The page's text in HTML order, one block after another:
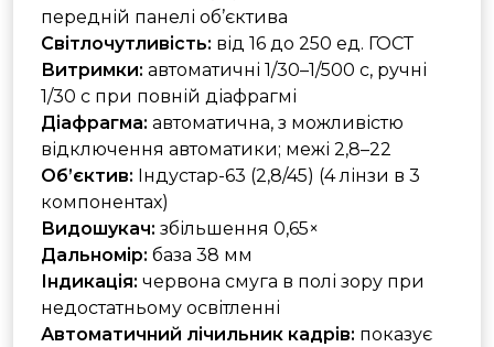
передній панелі об’єктива
Світлочутливість: від 16 до 250 ед. ГОСТ
Витримки: автоматичні 1/30–1/500 с, ручні
1/30 с при повній діафрагмі
Діафрагма: автоматична, з можливістю
відключення автоматики; межі 2,8–22
Об’єктив: Індустар-63 (2,8/45) (4 лінзи в 3
компонентах)
Видошукач: збільшення 0,65×
Дальномір: база 38 мм
Індикація: червона смуга в полі зору при
недостатньому освітленні
Автоматичний лічильник кадрів: показує